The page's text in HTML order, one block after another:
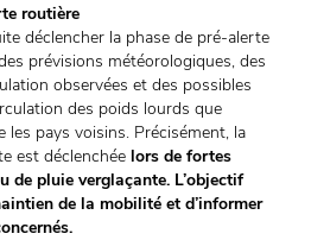
routière
déclencher la phase de pré-alerte
prévisions météorologiques, des
observées et des possibles
des poids lourds que
les pays voisins. Précisément, la
est déclenchée lors de fortes
de pluie verglaçante. L’objectif
de la mobilité et d’informer